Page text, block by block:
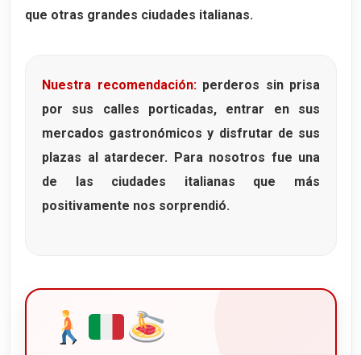
que otras grandes ciudades italianas.
Nuestra recomendación:perderos sin prisa
por sus calles porticadas, entrar en sus
mercados gastronómicos y disfrutar de sus
plazas al atardecer. Para nosotros fue una
de las ciudades italianas que más
positivamente nos sorprendió.